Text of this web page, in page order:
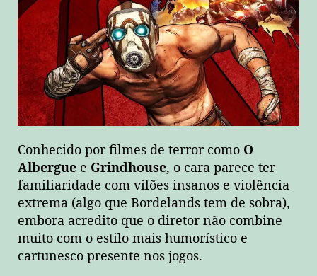
Conhecido por filmes de terror como O
Albergue e Grindhouse, o cara parece ter
familiaridade com vilões insanos e violência
extrema (algo que Bordelands tem de sobra),
embora acredito que o diretor não combine
muito com o estilo mais humorístico e
cartunesco presente nos jogos.